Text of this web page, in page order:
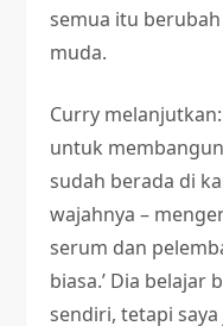
semua itu
muda.
Curry
untuk
sudah berada di
wajahnya –
serum dan
biasa.’ Dia belajar
sendiri, tetapi